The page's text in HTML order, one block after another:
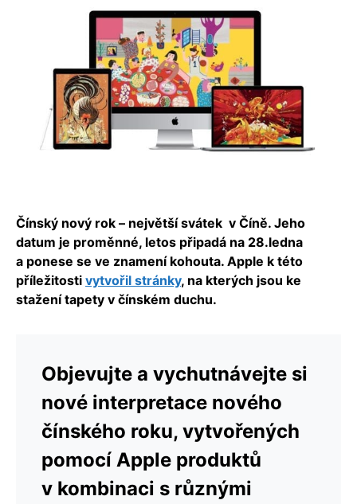
Čínský nový rok – největší svátek v Číně. Jeho
datum je proměnné, letos připadá na 28.ledna
a ponese se ve znamení kohouta. Apple k této
příležitosti vytvořil stránky, na kterých jsou ke
stažení tapety v čínském duchu.
Objevujte a vychutnávejte si
nové interpretace nového
čínského roku, vytvořených
pomocí Apple produktů
v kombinaci s různými